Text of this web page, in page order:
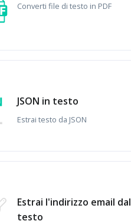
Converti file di testo in PDF
JSON in testo
Estrai testo da JSON
Estrai l'indirizzo email dal
testo